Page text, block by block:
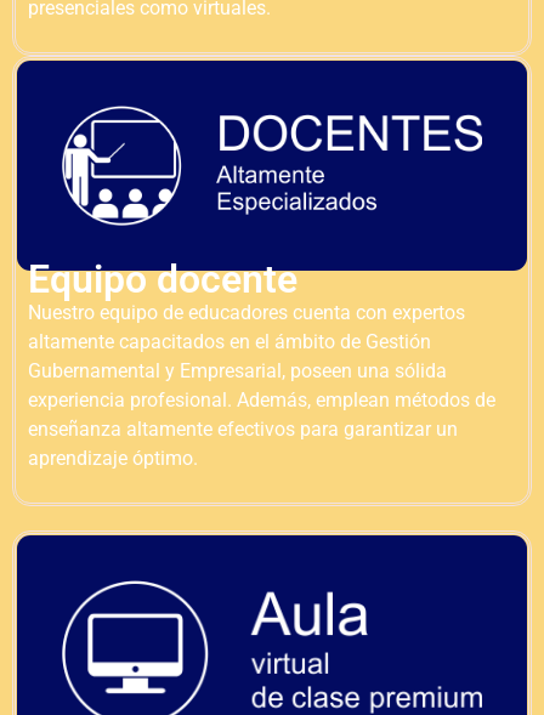
presenciales como virtuales.
Equipo docente
Nuestro equipo de educadores cuenta con expertos
altamente capacitados en el ámbito de Gestión
Gubernamental y Empresarial, poseen una sólida
experiencia profesional. Además, emplean métodos de
enseñanza altamente efectivos para garantizar un
aprendizaje óptimo.